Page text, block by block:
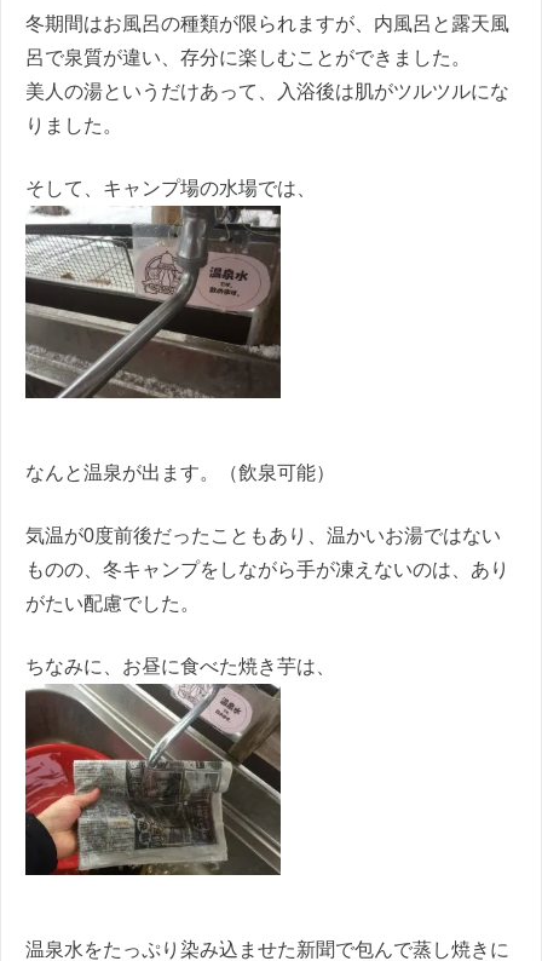
冬期間はお風呂の種類が限られますが、内風呂と露天風
呂で泉質が違い、存分に楽しむことができました。
美人の湯というだけあって、入浴後は肌がツルツルにな
りました。
そして、キャンプ場の水場では、
なんと温泉が出ます。（飲泉可能）
気温が0度前後だったこともあり、温かいお湯ではない
ものの、冬キャンプをしながら手が凍えないのは、あり
がたい配慮でした。
ちなみに、お昼に食べた焼き芋は、
温泉水をたっぷり染み込ませた新聞で包んで蒸し焼きに